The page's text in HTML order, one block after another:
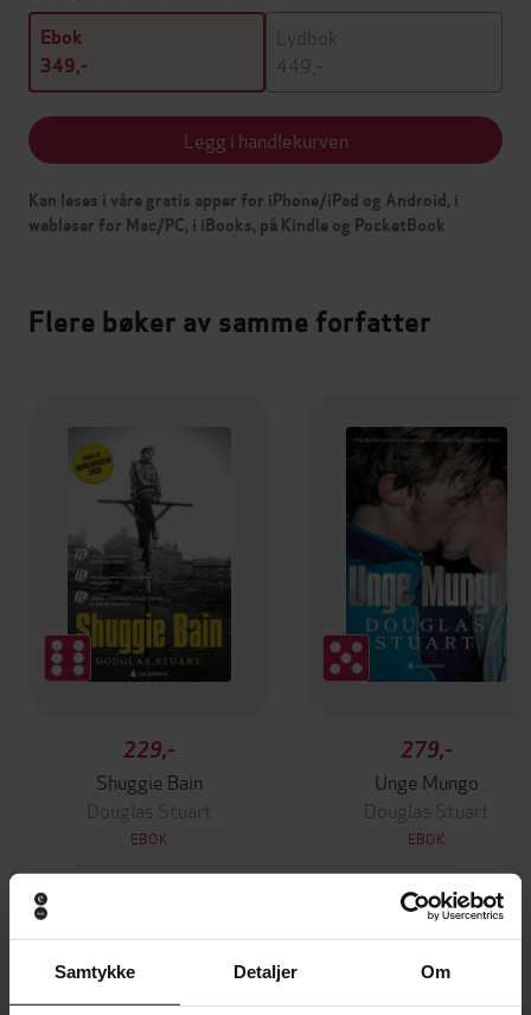
Samtykke Detaljer Om
Ebok
349,-
Lydbok
449,-
Legg i handlekurven
Kan leses i våre gratis apper for iPhone/iPad og Android, i
webleser for Mac/PC, i iBooks, på Kindle og PocketBook
Flere bøker av samme forfatter
229,-
Shuggie Bain
Douglas Stuart
EBOK
279,-
Unge Mungo
Douglas Stuart
EBOK
Andre har også kjøpt